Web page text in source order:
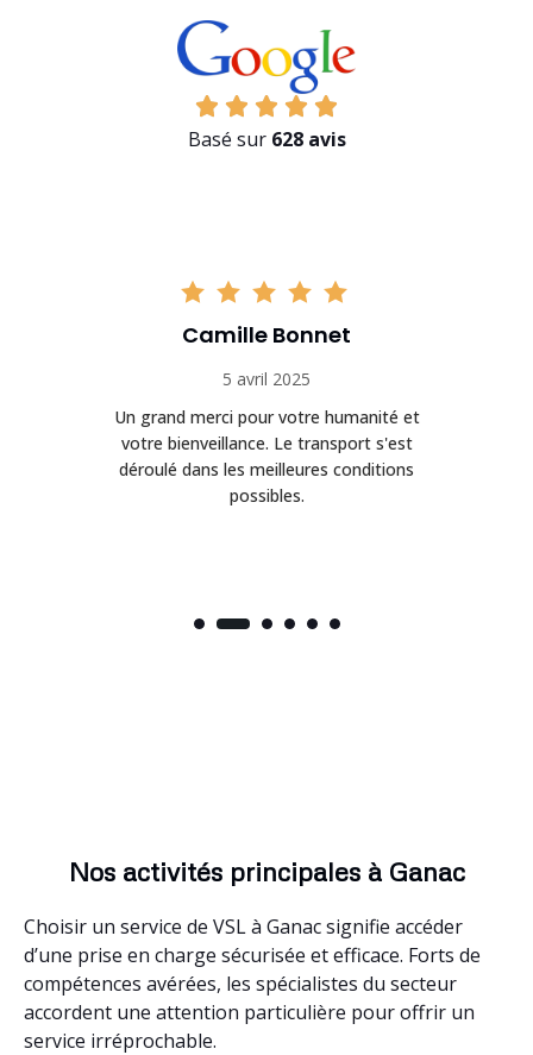
Basé sur 628 avis
Camille Bonnet
5 avril 2025
Un grand merci pour votre humanité et
votre bienveillance. Le transport s'est
déroulé dans les meilleures conditions
possibles.
Nos activités principales à Ganac
Choisir un service de VSL à Ganac signifie accéder
d’une prise en charge sécurisée et efficace. Forts de
compétences avérées, les spécialistes du secteur
accordent une attention particulière pour offrir un
service irréprochable.